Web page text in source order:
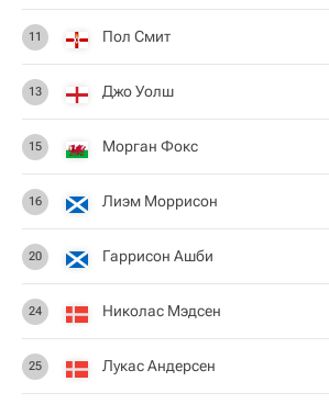
11 Пол Смит
13 Джо Уолш
15 Морган Фокс
16 Лиэм Моррисон
20 Гаррисон Ашби
24 Николас Мэдсен
25 Лукас Андерсен